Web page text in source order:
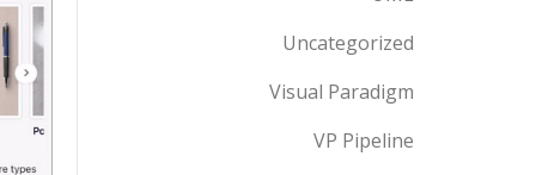
Uncategorized
Visual Paradigm
VP Pipeline